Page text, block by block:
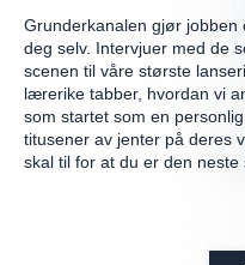
Grunderkanalen gjør
deg selv. Intervjuer med de
scenen til våre største
lærerike tabber, hvordan vi
som startet som en
titusener av jenter på deres
skal til for at du er den neste